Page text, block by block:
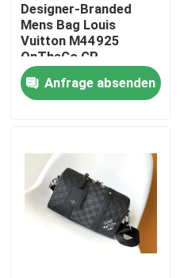
Haus
Videos
Über uns
Designer-Branded
Mens Bag Louis
Vuitton M44925
OnTheGo GR.-
Monogramm
Anfrage absenden